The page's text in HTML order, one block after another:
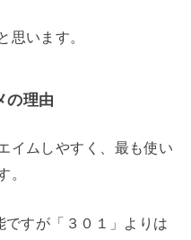
思います。
の理由
イムしやすく、最も使い
。
すが「３０１」よりは